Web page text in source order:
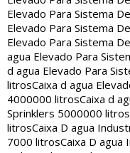
Elevado Para Sistema
Elevado Para Sistema
Elevado Para Sistema
agua Elevado Para
d agua Elevado Para
litrosCaixa d agua
4000000 litrosCaixa d
Sprinklers 5000000 litros
litrosCaixa D agua
7000 litrosCaixa D